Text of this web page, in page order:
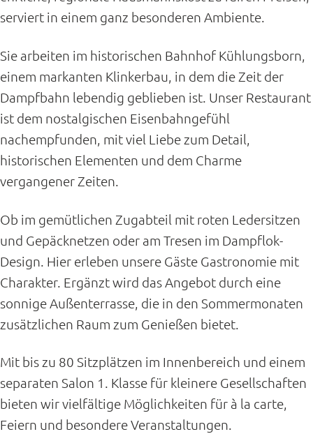
serviert in einem ganz besonderen Ambiente.
Sie arbeiten im historischen Bahnhof Kühlungsborn,
einem markanten Klinkerbau, in dem die Zeit der
Dampfbahn lebendig geblieben ist. Unser Restaurant
ist dem nostalgischen Eisenbahngefühl
nachempfunden, mit viel Liebe zum Detail,
historischen Elementen und dem Charme
vergangener Zeiten.
Ob im gemütlichen Zugabteil mit roten Ledersitzen
und Gepäcknetzen oder am Tresen im Dampflok-
Design. Hier erleben unsere Gäste Gastronomie mit
Charakter. Ergänzt wird das Angebot durch eine
sonnige Außenterrasse, die in den Sommermonaten
zusätzlichen Raum zum Genießen bietet.
Mit bis zu 80 Sitzplätzen im Innenbereich und einem
separaten Salon 1. Klasse für kleinere Gesellschaften
bieten wir vielfältige Möglichkeiten für à la carte,
Feiern und besondere Veranstaltungen.